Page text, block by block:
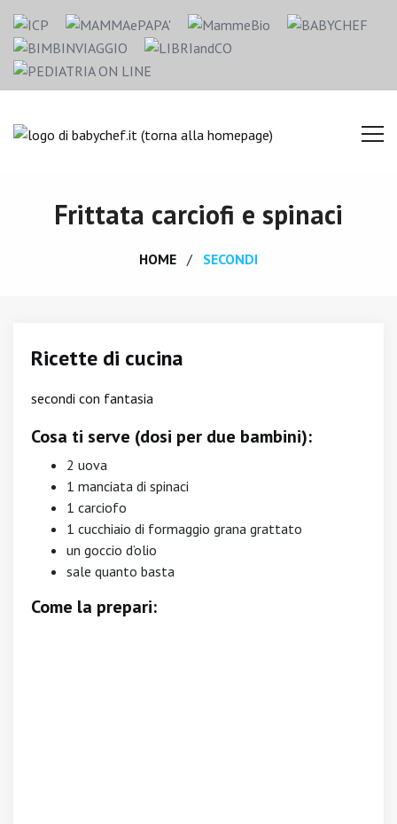
Frittata carciofi e spinaci
HOME SECONDI
Ricette di cucina
secondi con fantasia
Cosa ti serve (dosi per due bambini):
2 uova
1 manciata di spinaci
1 carciofo
1 cucchiaio di formaggio grana grattato
un goccio d’olio
sale quanto basta
Come la prepari: